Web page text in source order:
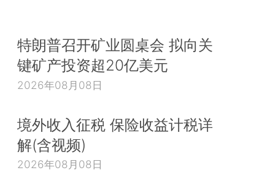
特朗普召开矿业圆桌会 拟向关
键矿产投资超20亿美元
2026年08月08日
境外收入征税 保险收益计税详
解(含视频)
2026年08月08日